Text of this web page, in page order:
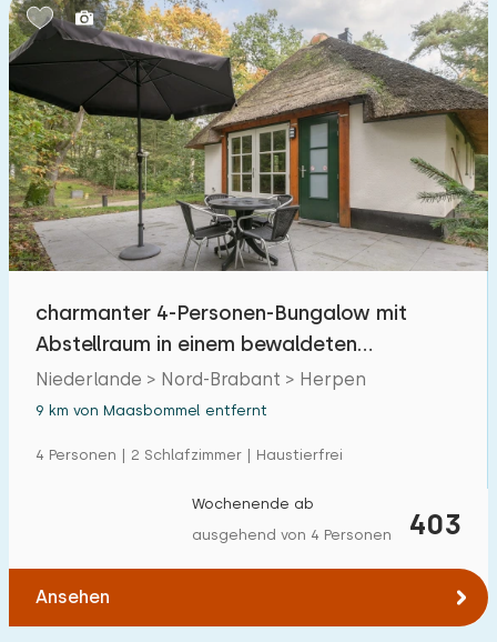
charmanter 4-Personen-Bungalow mit
Abstellraum in einem bewaldeten
Ferienpark in Brabant
Niederlande > Nord-Brabant > Herpen
9 km von Maasbommel entfernt
4 Personen | 2 Schlafzimmer | Haustierfrei
403
Wochenende ab
ausgehend von 4 Personen
Ansehen